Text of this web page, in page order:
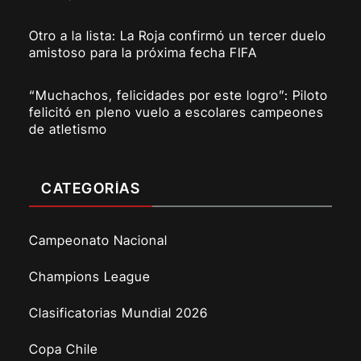
Otro a la lista: La Roja confirmó un tercer duelo
amistoso para la próxima fecha FIFA
“Muchachos, felicidades por este logro”: Piloto
felicitó en pleno vuelo a escolares campeones
de atletismo
CATEGORÍAS
Campeonato Nacional
Champions League
Clasificatorias Mundial 2026
Copa Chile